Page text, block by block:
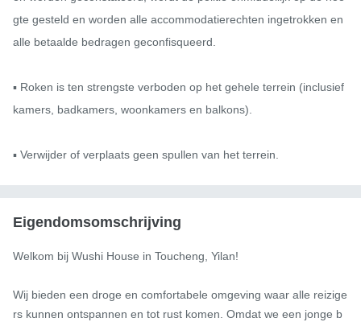
gte gesteld en worden alle accommodatierechten ingetrokken en
alle betaalde bedragen geconfisqueerd.
▪ Roken is ten strengste verboden op het gehele terrein (inclusief
kamers, badkamers, woonkamers en balkons).
▪ Verwijder of verplaats geen spullen van het terrein.
Eigendomsomschrijving
Welkom bij Wushi House in Toucheng, Yilan!
Wij bieden een droge en comfortabele omgeving waar alle reizige
rs kunnen ontspannen en tot rust komen. Omdat we een jonge b